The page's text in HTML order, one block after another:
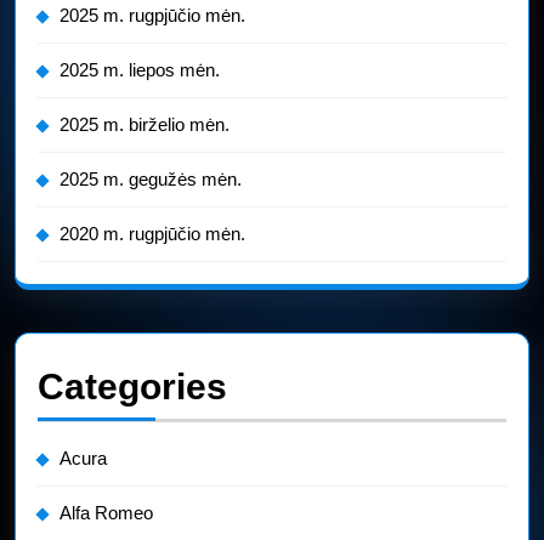
2025 m. rugpjūčio mėn.
2025 m. liepos mėn.
2025 m. birželio mėn.
2025 m. gegužės mėn.
2020 m. rugpjūčio mėn.
Categories
Acura
Alfa Romeo